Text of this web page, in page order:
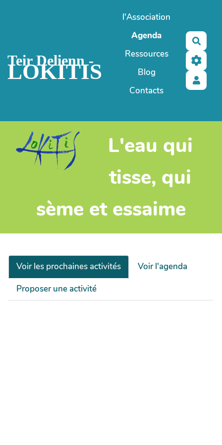
Teir Delienn -
LOKITIS
l'Association
Agenda
Ressources
Blog
Contacts
L'eau qui
tisse, qui
sème et essaime
Voir les prochaines activités
Voir l'agenda
Proposer une activité